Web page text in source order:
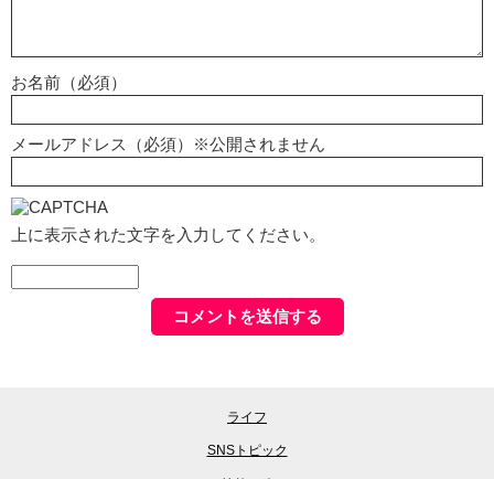
お名前（必須）
メールアドレス（必須）※公開されません
上に表示された文字を入力してください。
ライフ
SNSトピック